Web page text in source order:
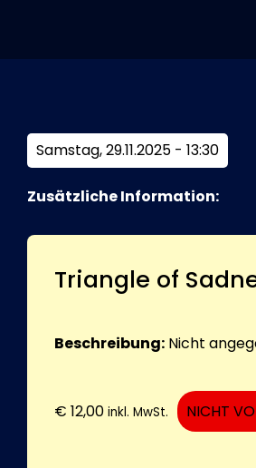
Kurier Romy 2026
Samstag, 29.11.2025 - 13:30
Zusätzliche Information:
Triangle of
Beschreibung: Nicht
€ 12,00 inkl. MwSt. NICHT